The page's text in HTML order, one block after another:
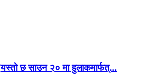
यस्तो छ साउन २० मा हुलाकमार्फत्...